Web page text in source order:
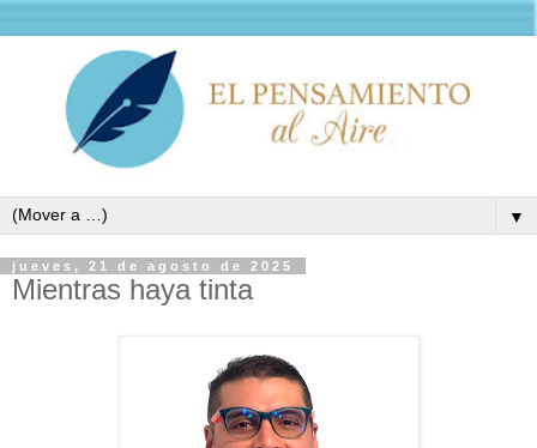
▼
jueves, 21 de agosto de 2025
Mientras haya tinta